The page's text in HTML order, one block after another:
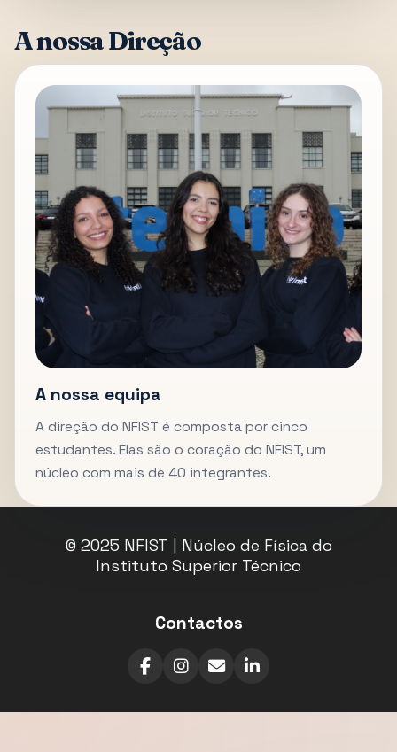
A nossa Direção
A nossa equipa
A direção do NFIST é composta por cinco
estudantes. Elas são o coração do NFIST, um
núcleo com mais de 40 integrantes.
© 2025 NFIST | Núcleo de Física do
Instituto Superior Técnico
Contactos